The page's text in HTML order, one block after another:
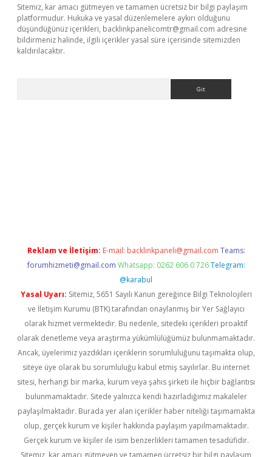
Sitemiz, kar amacı gütmeyen ve tamamen ücretsiz bir bilgi paylaşım
platformudur. Hukuka ve yasal düzenlemelere aykırı olduğunu
düşündüğünüz içerikleri, backlinkpanelicomtr@gmail.com adresine
bildirmeniz halinde, ilgili içerikler yasal süre içerisinde sitemizden
kaldırılacaktır.
Reklam ve İletişim: E-mail: backlinkpaneli@gmail.com Teams:
forumhizmeti@gmail.com Whatsapp: 0262 606 0 726 Telegram:
@karabul
Yasal Uyarı: Sitemiz, 5651 Sayılı Kanun gereğince Bilgi Teknolojileri
ve İletişim Kurumu (BTK) tarafından onaylanmış bir Yer Sağlayıcı
olarak hizmet vermektedir. Bu nedenle, sitedeki içerikleri proaktif
olarak denetleme veya araştırma yükümlülüğümüz bulunmamaktadır.
Ancak, üyelerimiz yazdıkları içeriklerin sorumluluğunu taşımakta olup,
siteye üye olarak bu sorumluluğu kabul etmiş sayılırlar. Bu internet
sitesi, herhangi bir marka, kurum veya şahıs şirketi ile hiçbir bağlantısı
bulunmamaktadır. Sitede yalnızca kendi hazırladığımız makaleler
paylaşılmaktadır. Burada yer alan içerikler haber niteliği taşımamakta
olup, gerçek kurum ve kişiler hakkında paylaşım yapılmamaktadır.
Gerçek kurum ve kişiler ile isim benzerlikleri tamamen tesadüfidir.
Sitemiz, kar amacı gütmeyen ve tamamen ücretsiz bir bilgi paylaşım